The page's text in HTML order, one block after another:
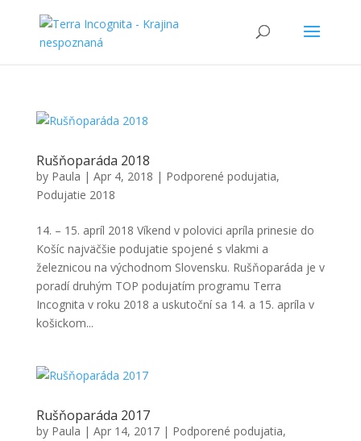
Rušňoparáda 2018
by Paula | Apr 4, 2018 | Podporené podujatia,
Podujatie 2018
14. – 15. apríl 2018 Víkend v polovici apríla prinesie do
Košíc najväčšie podujatie spojené s vlakmi a
železnicou na východnom Slovensku. Rušňoparáda je v
poradí druhým TOP podujatím programu Terra
Incognita v roku 2018 a uskutoční sa 14. a 15. apríla v
košickom...
Rušňoparáda 2017
by Paula | Apr 14, 2017| Podporené podujatia,